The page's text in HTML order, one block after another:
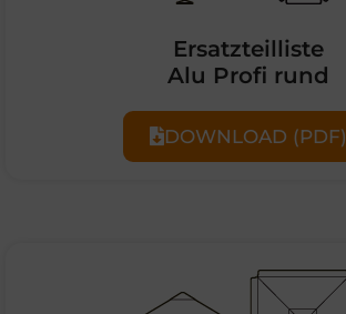
Ersatzteilliste
Alu Profi rund
DOWNLOAD (PDF)